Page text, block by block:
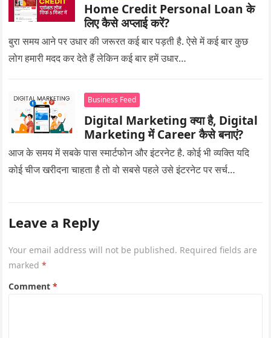
Home Credit Personal Loan के
लिए कैसे अप्लाई करें?
बुरा समय आने पर उधार की जरूरत कई बार पड़ती है. ऐसे में कई बार कुछ
लोग हमारी मदद कर देते हैं लेकिन कई बार हमें उधार…
Business Feed
Digital Marketing क्या है, Digital
Marketing में Career कैसे बनाएं?
आज के समय में सबके पास स्मार्टफोन और इंटरनेट है. कोई भी व्यक्ति यदि
कोई चीज खरीदना चाहता है तो वो सबसे पहले उसे इंटरनेट पर सर्च…
Leave a Reply
Your email address will not be published. Required fields are
marked*
Comment*